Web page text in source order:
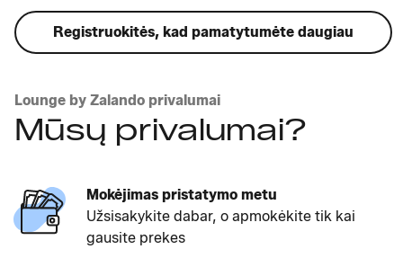
Registruokitės, kad pamatytumėte daugiau
Lounge by Zalando privalumai
Mūsų privalumai?
Mokėjimas pristatymo metu
Užsisakykite dabar, o apmokėkite tik kai
gausite prekes